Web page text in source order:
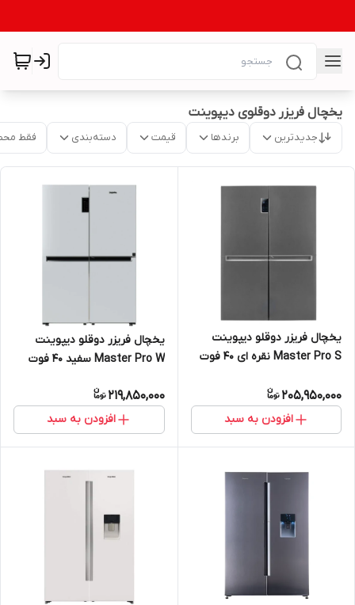
یخچال فریزر دوقلوی دیپوینت
جدیدترین برندها قیمت دسته‌بندی فقط
یخچال فریزر دوقلو دیپوینت
Master Pro S نقره ای 40 فوت
205,950,000
افزودن به سبد
یخچال فریزر دوقلو دیپوینت
Master Pro W سفید 40 فوت
219,850,000
افزودن به سبد